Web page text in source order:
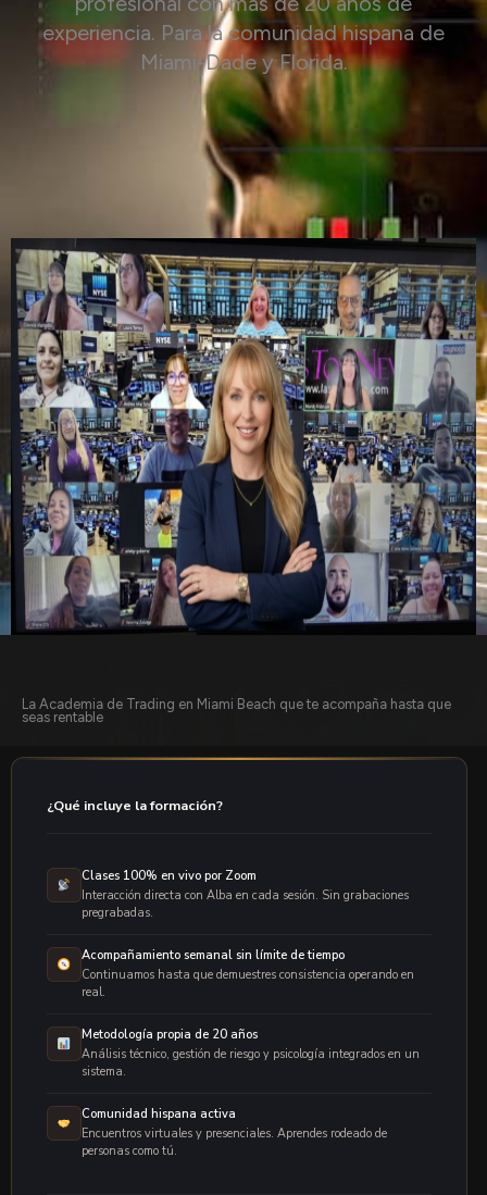
experiencia. Para la comunidad hispana de
Miami-Dade y Florida.
La Academia de Trading en Miami Beach que te acompaña hasta que
seas rentable
¿Qué incluye la formación?
Clases 100% en vivo por Zoom
Interacción directa con Alba en cada sesión. Sin grabaciones
pregrabadas.
Acompañamiento semanal sin límite de tiempo
Continuamos hasta que demuestres consistencia operando en
real.
Metodología propia de 20 años
Análisis técnico, gestión de riesgo y psicología integrados en un
sistema.
Comunidad hispana activa
Encuentros virtuales y presenciales. Aprendes rodeado de
personas como tú.